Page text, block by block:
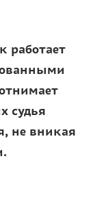
работает
судья
не вникая